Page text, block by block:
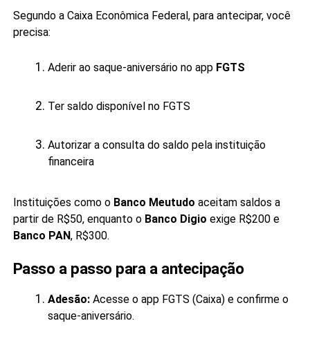
Segundo a Caixa Econômica Federal, para antecipar, você
precisa:
Aderir ao saque-aniversário no app FGTS
Ter saldo disponível no FGTS
Autorizar a consulta do saldo pela instituição
financeira
Instituições como o Banco Meutudo aceitam saldos a
partir de R$50, enquanto o Banco Digio exige R$200 e
Banco PAN, R$300.
Passo a passo para a antecipação
Adesão:Acesse o app FGTS (Caixa) e confirme o
saque-aniversário.